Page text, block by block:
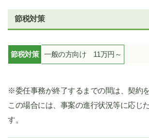
節税対策
節税対策 一般の方向け 11万円～
※委任事務が終了するまでの間は、契約
この場合には、事案の進行状況等に応じ
す。